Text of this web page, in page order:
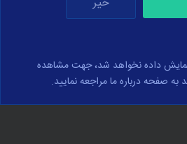
روز دیگر نمایش داده نخواهد شد، جهت مشاهده
به صفحه درباره ما مراجعه نمایید.